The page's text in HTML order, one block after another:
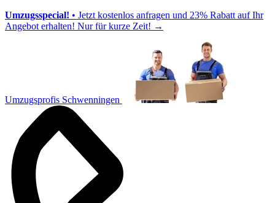
Umzugsspecial! • Jetzt kostenlos anfragen und 23% Rabatt auf Ihr
Angebot erhalten! Nur für kurze Zeit! →
Umzugsprofis Schwenningen